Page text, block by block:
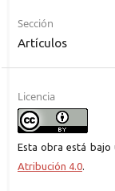
Sección
Artículos
Licencia
Esta obra está bajo
Atribución 4.0.